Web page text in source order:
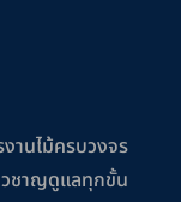
านไม้ครบวงจร
ชาญดูแลทุกขั้น